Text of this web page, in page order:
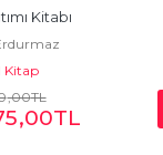
Kitabı
Kitap
,00TL
,00TL